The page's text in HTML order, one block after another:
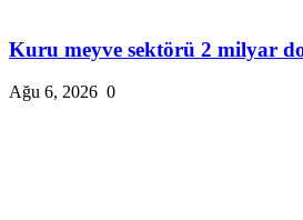
Kuru meyve sektörü 2 milyar
Ağu 6, 2026 0